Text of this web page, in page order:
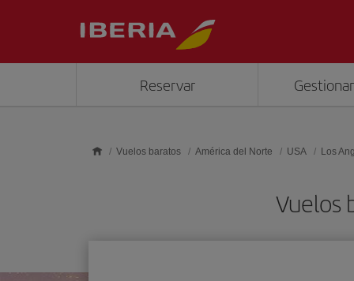
Reservar
Vuelos baratos América del Norte USA Los
Vuelos